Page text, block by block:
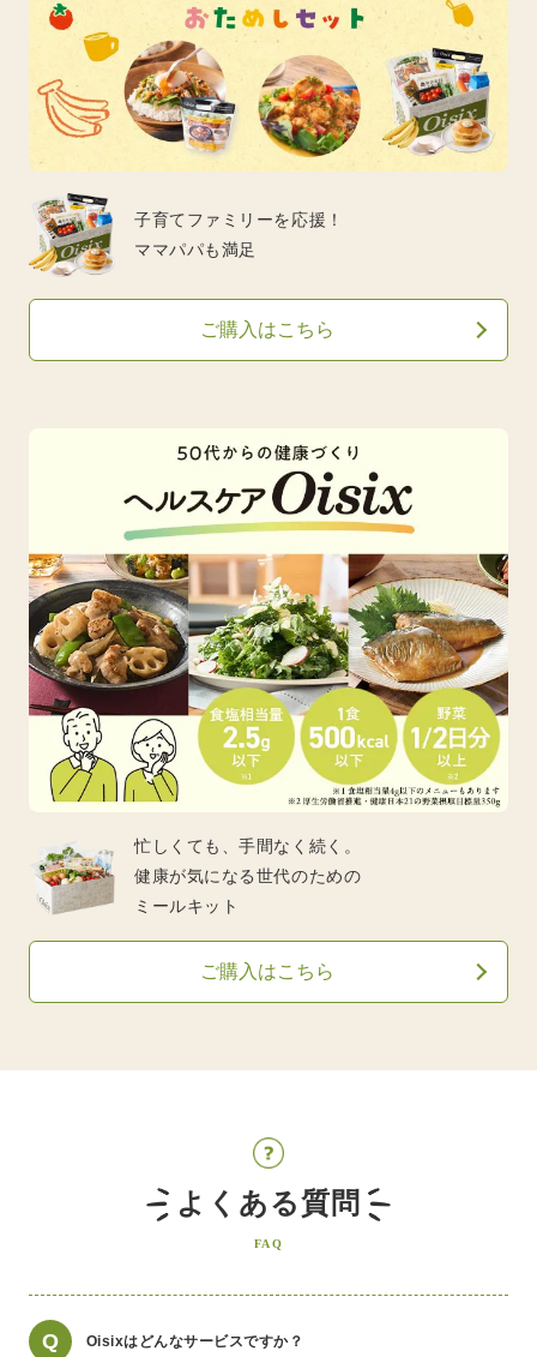
子育てファミリーを応援！
ママパパも満足
ご購入はこちら
忙しくても、手間なく続く。
健康が気になる世代のための
ミールキット
ご購入はこちら
よくある質問
FAQ
Q Oisixはどんなサービスですか？